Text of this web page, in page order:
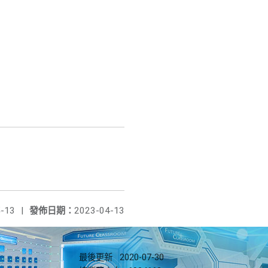
發佈日期： 2023-04-13
13 |
最後更新
2020-07-30